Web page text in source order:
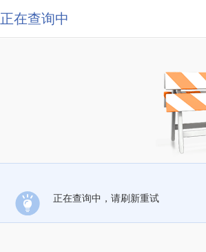
正在查询中
正在查询中，请刷新重试